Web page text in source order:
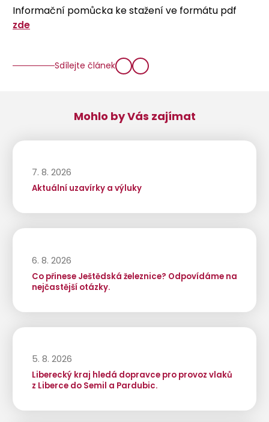
Informační pomůcka ke stažení ve formátu pdf
zde
Sdílejte článek
Mohlo by Vás zajímat
7. 8. 2026
Aktuální uzavírky a výluky
6. 8. 2026
Co přinese Ještědská železnice? Odpovídáme na
nejčastější otázky.
5. 8. 2026
Liberecký kraj hledá dopravce pro provoz vlaků
z Liberce do Semil a Pardubic.